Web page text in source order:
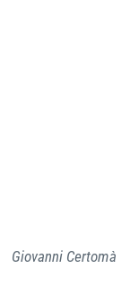
Giovanni Certomà